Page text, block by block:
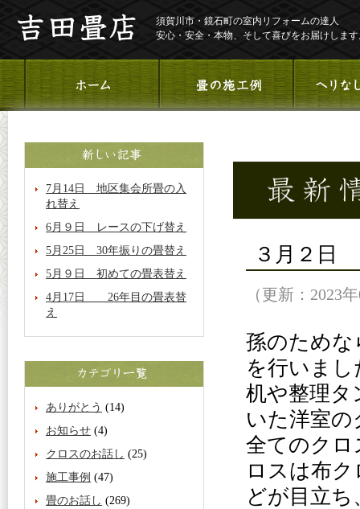
須賀川市・鏡石町の室内リフォームの達人
安心・安全・本物、そして喜びをお届けしま
３月２日
（更新：2023
孫のためな
を行いま
机や整理タ
いた洋室
全てのクロ
ロスは布
どが目立
7月14日 地区集会所畳の入
れ替え
6月９日 レースの下げ替え
5月25日 30年振りの畳替え
5月９日 初めての畳表替え
4月17日 26年目の畳表替
え
ありがとう (14)
お知らせ (4)
クロスのお話し (25)
施工事例 (47)
畳のお話し (269)